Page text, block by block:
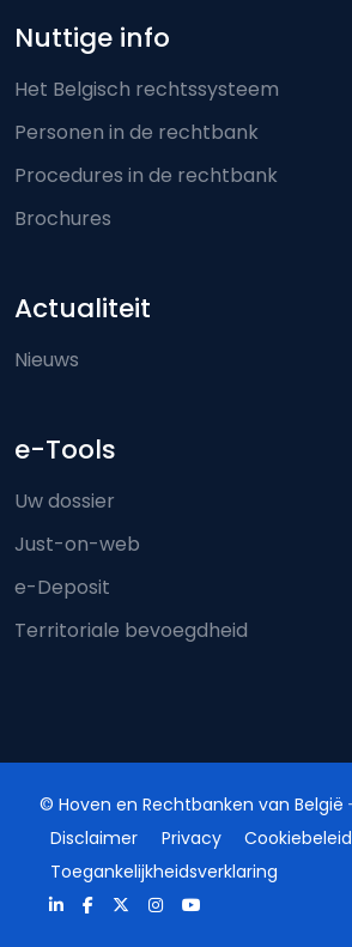
Nuttige info
Het Belgisch rechtssysteem
Personen in de rechtbank
Procedures in de rechtbank
Brochures
Actualiteit
Nieuws
e-Tools
Uw dossier
Just-on-web
e-Deposit
Territoriale bevoegdheid
© Hoven en Rechtbanken van België
Disclaimer
Privacy
Cookiebeleid
Toegankelijkheidsverklaring